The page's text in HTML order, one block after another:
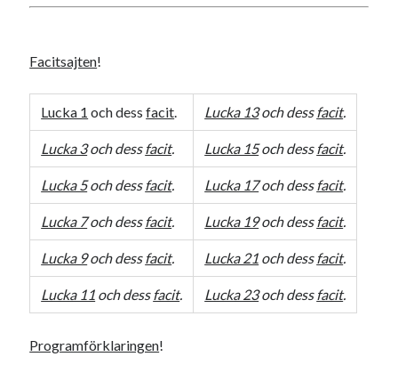
Facitsajten!
Lucka 1 och dessfacit Lucka 13och dess facit.
Lucka 3och dess facit. Lucka 15och dess facit.
Lucka 5och dess facit. Lucka 17och dess facit.
Lucka 7och dess facit. Lucka 19och dess facit.
Lucka 9och dess facit. Lucka 21 och dess facit.
Lucka 11 och dess facit. Lucka 23och dess facit.
Programförklaringen!